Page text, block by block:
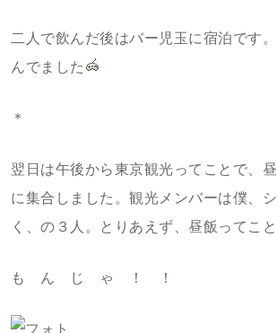
二人で飲んだ後はバー児玉に宿泊です
んでました
＊
翌日は午後から東京観光ってことで、
に集合しました。観光メンバーは僕、
く、の３人。とりあえず、昼飯ってこと
も ん じ ゃ ！ ！